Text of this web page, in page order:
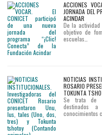
ACCIONES
JORNADA DEL
ACINDAR
De la actividad
objetivo de
escuelas…
NOTICIAS
ROSARIO
TOKUNTA
Se trata de
destinados
conocimientos